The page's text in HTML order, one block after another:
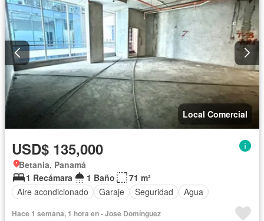
Local Comercial
USD$ 135,000
Betania, Panamá
1 Recámara
1 Baño
71 m²
Aire acondicionado
Garaje Seguridad Agua
Hace 1 semana, 1 hora en - Jose Domínguez